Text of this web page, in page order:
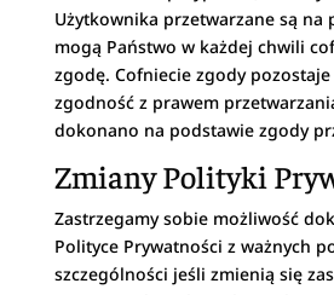
Użytkownika przetwarzane są na
mogą Państwo w każdej chwili
zgodę. Cofniecie zgody pozostaje
zgodność z prawem
dokonano na podstawie zgody
Zmiany Polityki
Zastrzegamy sobie możliwość
Polityce Prywatności z ważnych
szczególności jeśli zmienią się